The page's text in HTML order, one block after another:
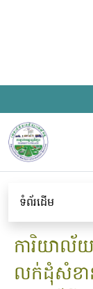
ទំព័រដើម
ការិយាល័យ
លក់ដុំសំខា